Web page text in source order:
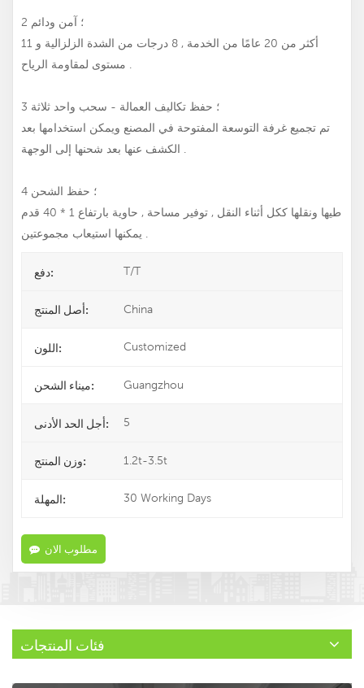
2 ؛ آمن ودائم
أكثر من 20 عامًا من الخدمة , 8 درجات من الشدة الزلزالية و 11
مستوى لمقاومة الرياح .
3 ؛ حفظ تكاليف العمالة - سحب واحد ثلاثة
تم تجميع غرفة التوسعة المفتوحة في المصنع ويمكن استخدامها بعد
الكشف عنها بعد شحنها إلى الوجهة .
4 ؛ حفظ الشحن
طيها ونقلها ككل أثناء النقل , توفير مساحة , حاوية بارتفاع 1 * 40 قدم
يمكنها استيعاب مجموعتين .
دفع: T/T
أصل المنتج: China
اللون: Customized
ميناء الشحن: Guangzhou
أجل الحد الأدنى: 5
وزن المنتج: 1.2t-3.5t
المهلة: 30 Working Days
مطلوب الان
فئات المنتجات